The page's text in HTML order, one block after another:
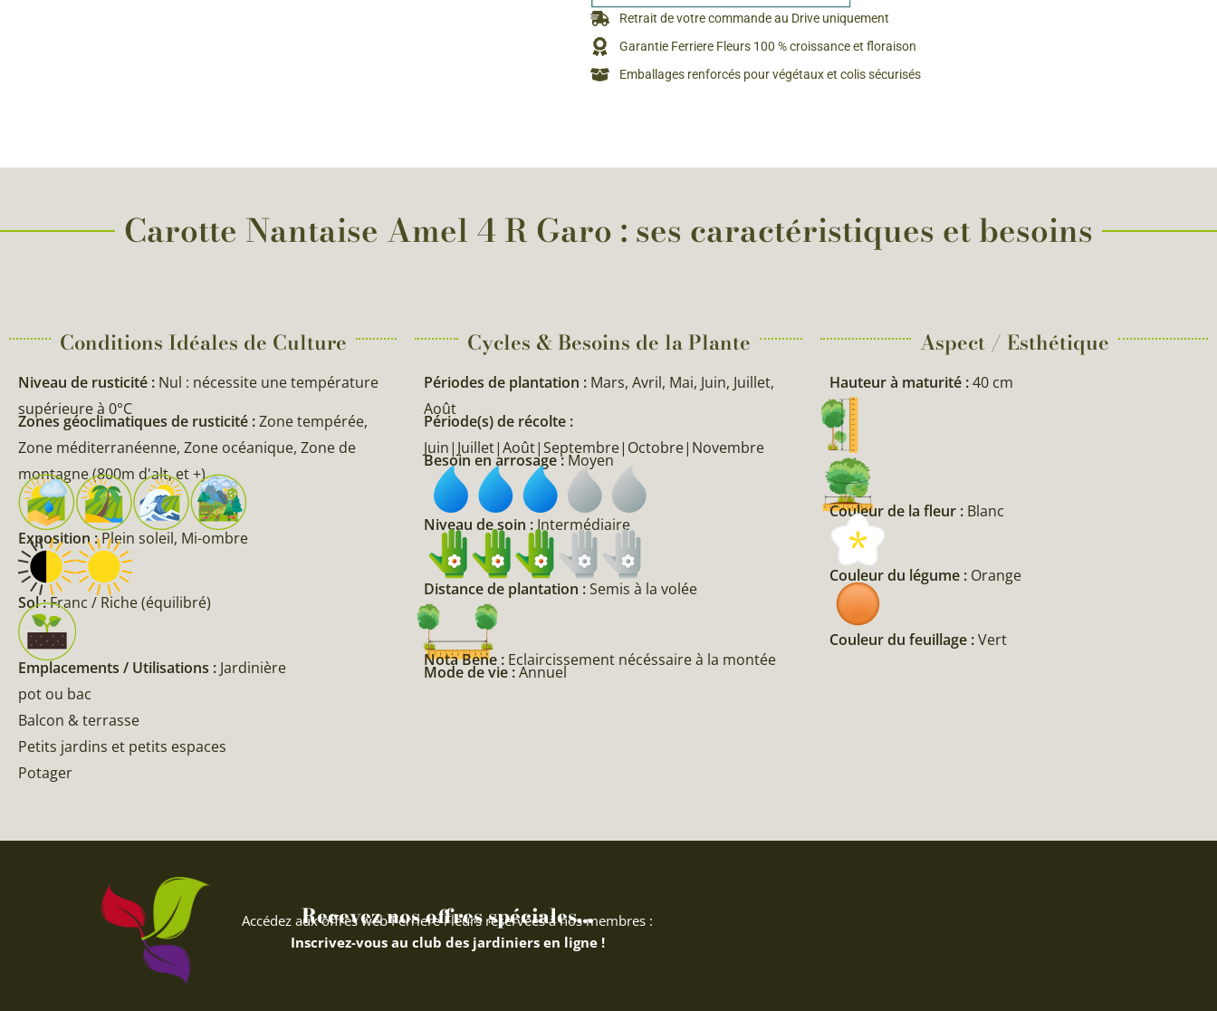
Semences & Graines Spéciales Fraîcheur
d’Antan
Bulbes de fleurs de A à Z
Retrait de votre commande au Drive uniquement
Garantie Ferriere Fleurs 100 % croissance et floraison
Emballages renforcés pour végétaux et colis sécurisés
Carotte Nantaise Amel 4 R Garo : ses caractéristiques et besoins
Conditions Idéales de Culture
Niveau de rusticité : Nul : nécessite une température
supérieure à 0°C
Zones géoclimatiques de rusticité :Zone tempérée,
Zone méditerranéenne, Zone océanique, Zone de
montagne (800m d'alt, et +)
Exposition :Plein soleil, Mi-ombre
Sol :Franc / Riche (équilibré)
Emplacements / Utilisations : Jardinière
pot ou bac
Balcon & terrasse
Petits jardins et petits espaces
Potager
Cycles & Besoins de la Plante​
Périodes de plantation : Mars, Avril, Mai, Juin, Juillet,
Août
Période(s) de récolte :
Juin|Juillet|Août|Septembre|Octobre|Novembre
Besoin en arrosage : Moyen
Niveau de soin :Intermédiaire
Distance de plantation :Semis à la volée
Nota Bene : Eclaircissement nécéssaire à la montée
Mode de vie :Annuel
Aspect / Esthétique
Hauteur à maturité :40 cm
Couleur de la fleur : Blanc
Couleur du légume : Orange
Couleur du feuillage :Vert
Recevez nos offres spéciales...
Accédez aux offres web Ferriere Fleurs réservées à nos membres :
Inscrivez-vous au club des jardiniers en ligne !